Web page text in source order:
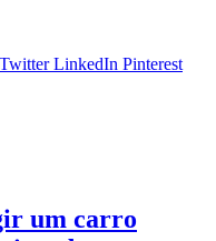
Twitter LinkedIn Pinterest
um carro